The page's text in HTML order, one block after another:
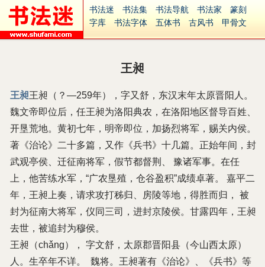
书法迷 书法集 书法导航 书法家
篆刻
字库
书法字体 五体书 古风书
甲骨文
字形 大字
中医 象棋
字体下载
免费字体 中文字体
英文字体
Ai矢量
P图宝 南无阿弥陀佛
意见反馈
安全网站
捐赠 繁體版
王昶
王昶王昶（？—259年），字又舒，东汉末年太原晋阳人。
魏文帝即位后，任王昶为洛阳典农，在洛阳地区督导百姓、
开垦荒地。黄初七年，明帝即位，加扬烈将军，赐关内侯。
著《治论》二十多篇，又作《兵书》十几篇。正始年间，封
武观亭侯、迁征南将军，假节都督荆、 豫诸军事。在任
上，他苦练水军，“广农垦殖，仓谷盈积”成绩卓著。 嘉平二
年，王昶上奏，请求攻打秭归、房陵等地，得胜而归， 被
封为征南大将军，仪同三司，进封京陵侯。甘露四年，王昶
去世，被追封为穆侯。
王昶（chǎng）， 字文舒，太原郡晋阳县（今山西太原）
人。生卒年不详。 魏将。王昶著有《治论》、《兵书》等